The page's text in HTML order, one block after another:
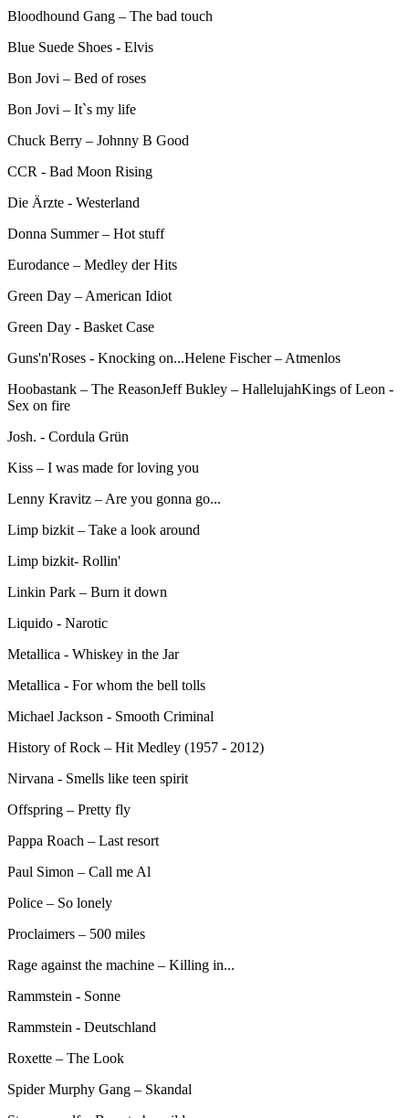
Bloodhound Gang – The bad touch
Blue Suede Shoes - Elvis
Bon Jovi – Bed of roses
Bon Jovi – It`s my life
Chuck Berry – Johnny B Good
CCR - Bad Moon Rising
Die Ärzte - Westerland
Donna Summer – Hot stuff
Eurodance – Medley der Hits
Green Day – American Idiot
Green Day - Basket Case
Guns'n'Roses - Knocking on...Helene Fischer – Atmenlos
Hoobastank – The ReasonJeff Bukley – HallelujahKings of Leon -
Sex on fire
Josh. - Cordula Grün
Kiss – I was made for loving you
Lenny Kravitz – Are you gonna go...
Limp bizkit – Take a look around
Limp bizkit- Rollin'
Linkin Park – Burn it down
Liquido - Narotic
Metallica - Whiskey in the Jar
Metallica - For whom the bell tolls
Michael Jackson - Smooth Criminal
History of Rock – Hit Medley (1957 - 2012)
Nirvana - Smells like teen spirit
Offspring – Pretty fly
Pappa Roach – Last resort
Paul Simon – Call me Al
Police – So lonely
Proclaimers – 500 miles
Rage against the machine – Killing in...
Rammstein - Sonne
Rammstein - Deutschland
Roxette – The Look
Spider Murphy Gang – Skandal